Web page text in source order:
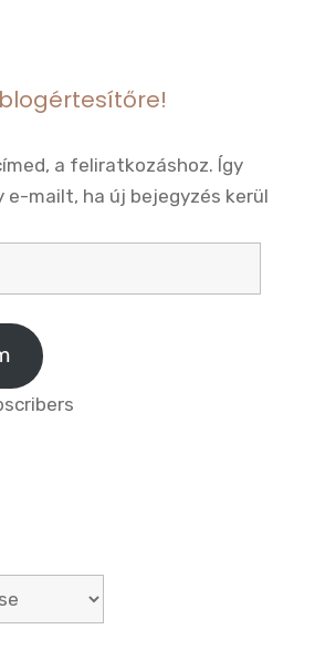
a feliratkozáshoz. Így
e-mailt, ha új bejegyzés kerül